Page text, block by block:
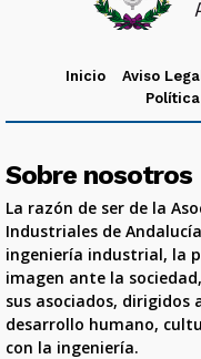
Inicio Aviso
Sobre nosotros
La razón de ser de la
Industriales de
ingeniería industrial, la
imagen ante la
sus asociados, dirigidos
desarrollo humano,
con la ingeniería.